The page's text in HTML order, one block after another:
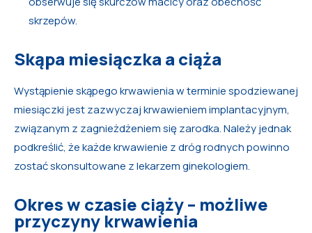
skrzepów.
Skąpa miesiączka a ciąża
Wystąpienie skąpego krwawienia w terminie spodziewanej
miesiączki jest zazwyczaj krwawieniem implantacyjnym,
związanym z zagnieżdżeniem się zarodka. Należy jednak
podkreślić, że każde krwawienie z dróg rodnych powinno
zostać skonsultowane z lekarzem ginekologiem.
Okres w czasie ciąży – możliwe
przyczyny krwawienia